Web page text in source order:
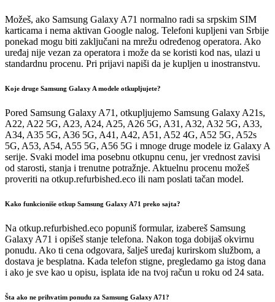
Možeš, ako Samsung Galaxy A71 normalno radi sa srpskim SIM
karticama i nema aktivan Google nalog. Telefoni kupljeni van Srbije
ponekad mogu biti zaključani na mrežu određenog operatora. Ako
uređaj nije vezan za operatora i može da se koristi kod nas, ulazi u
standardnu procenu. Pri prijavi napiši da je kupljen u inostranstvu.
Koje druge Samsung Galaxy A modele otkupljujete?
Pored Samsung Galaxy A71, otkupljujemo Samsung Galaxy A21s,
A22, A22 5G, A23, A24, A25, A26 5G, A31, A32, A32 5G, A33,
A34, A35 5G, A36 5G, A41, A42, A51, A52 4G, A52 5G, A52s
5G, A53, A54, A55 5G, A56 5G i mnoge druge modele iz Galaxy A
serije. Svaki model ima posebnu otkupnu cenu, jer vrednost zavisi
od starosti, stanja i trenutne potražnje. Aktuelnu procenu možeš
proveriti na otkup.refurbished.eco ili nam poslati tačan model.
Kako funkcioniše otkup Samsung Galaxy A71 preko sajta?
Na otkup.refurbished.eco popuniš formular, izabereš Samsung
Galaxy A71 i opišeš stanje telefona. Nakon toga dobijaš okvirnu
ponudu. Ako ti cena odgovara, šalješ uređaj kurirskom službom, a
dostava je besplatna. Kada telefon stigne, pregledamo ga istog dana
i ako je sve kao u opisu, isplata ide na tvoj račun u roku od 24 sata.
Šta ako ne prihvatim ponudu za Samsung Galaxy A71?